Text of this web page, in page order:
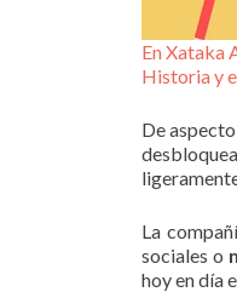
En Xataka
Historia y
De
La
sociales o
hoy en día